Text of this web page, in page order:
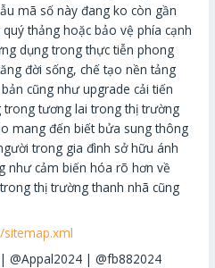
mã số này đang ko còn gần
thảng hoặc bảo vệ phía cạnh
dụng trong thực tiễn phong
đời sống, chế tạo nền tảng
cũng như upgrade cải tiến
tương lai trong thị trường
mang đến biết bửa sung thông
trong gia đình sở hữu ánh
như cảm biến hóa rõ hơn về
thị trường thanh nhã cũng
@Appal2024 | @fb882024